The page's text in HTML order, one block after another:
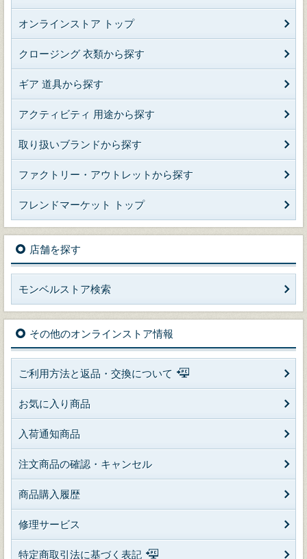
オンラインストア トップ
クロージング 衣類から探す
ギア 道具から探す
アクティビティ 用途から探す
取り扱いブランドから探す
ファクトリー・アウトレットから探す
フレンドマーケット トップ
店舗を探す
モンベルストア検索
その他のオンラインストア情報
ご利用方法と返品・交換について
お気に入り商品
入荷通知商品
注文商品の確認・キャンセル
商品購入履歴
修理サービス
特定商取引法に基づく表記